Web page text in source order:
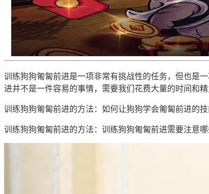
训练狗狗匍匐前进是一项非常有挑战性的任务，但也是
进并不是一件容易的事情，需要我们花费大量的时间和
训练狗狗匍匐前进的方法：如何让狗狗学会匍匐前进的技
训练狗狗匍匐前进的方法：训练狗狗匍匐前进需要注意哪